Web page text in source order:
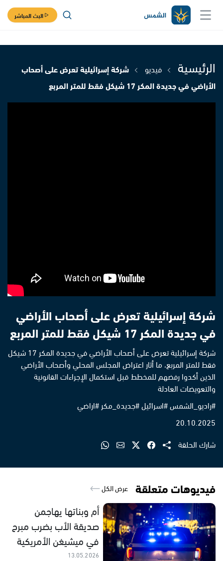
البث المباشر
الرئيسية فيديو
شركة إسرائيلية تعرض على أصحاب
الأراضي في جديدة المكر 17 شيكل فقط للمتر المربع
شركة إسرائيلية تعرض على أصحاب الأراضي
في جديدة المكر 17 شيكل فقط للمتر المربع
شركة إسرائيلية تعرض على أصحاب الأراضي في جديدة المكر 17 شيكل
فقط للمتر المربع، ما أثار اعتراض المجلس المحلي وأصحاب الأراضي
الذين أكدوا رفضهم للمخطط قبل استكمال الإجراءات القانونية
والتعويضات العادلة
#راديو_الشمس #اسرائيل #جديدة_مكر #اراضي
20.10.2025
شارك الحلقة
فيديوهات متعلقة عرض الكل
أم وبناتها يهاجمن
صديقة الأب بضرب مبرح
في ميشيغن الأمريكية
13.05.2026